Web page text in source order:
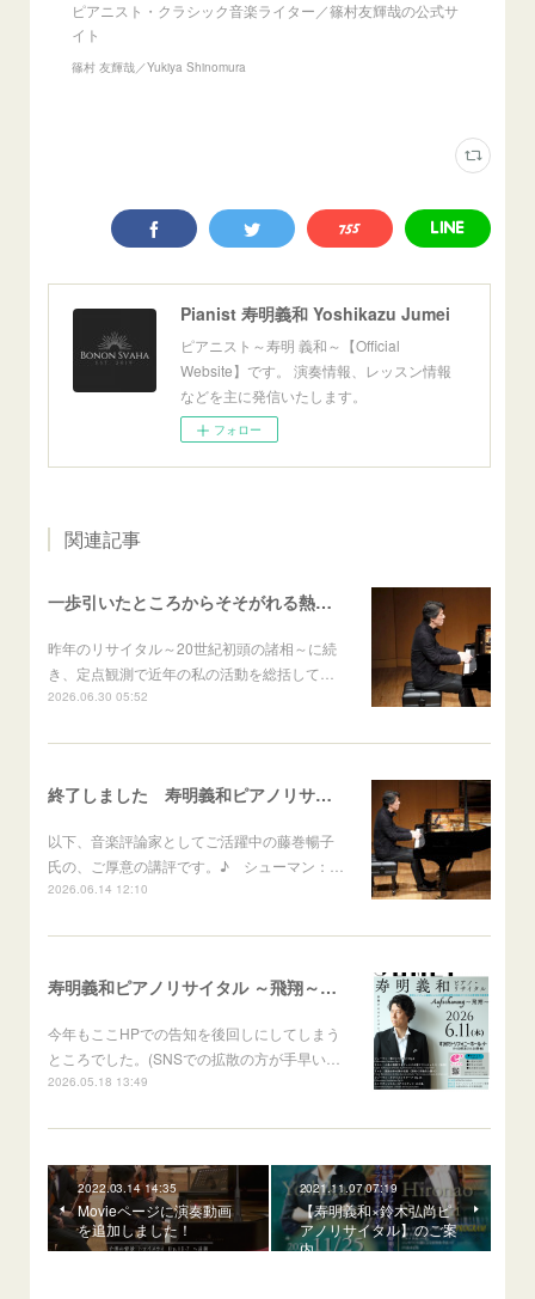
ピアニスト・クラシック音楽ライター／篠村友輝哉の公式サ
イト
篠村 友輝哉／Yukiya Shinomura
Pianist 寿明義和 Yoshikazu Jumei
ピアニスト～寿明 義和～【Official
Website】です。 演奏情報、レッスン情報
などを主に発信いたします。
フォロー
関連記事
一歩引いたところからそそがれる熱いまなざし──寿明義和ピアノリサイタル Aufschwung～飛翔～ 篠村友輝哉
昨年のリサイタル～20世紀初頭の諸相～に続
き、定点観測で近年の私の活動を総括して…
2026.06.30 05:52
終了しました 寿明義和ピアノリサイタル Aufschwung～飛翔～
以下、音楽評論家としてご活躍中の藤巻暢子
氏の、ご厚意の講評です。♪ シューマン：…
2026.06.14 12:10
寿明義和ピアノリサイタル ～飛翔～Aufschwung
今年もここHPでの告知を後回しにしてしまう
ところでした。(SNSでの拡散の方が手早い…
2026.05.18 13:49
2022.03.14 14:35
Movieページに演奏動画
を追加しました！
2021.11.07 07:19
【寿明義和×鈴木弘尚ピ
アノリサイタル】のご案
内